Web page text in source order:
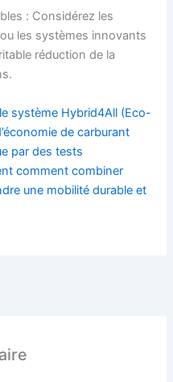
: Considérez les
les systèmes innovants
réduction de la
système Hybrid4All (Eco-
de carburant
par des tests
comment combiner
une mobilité durable et